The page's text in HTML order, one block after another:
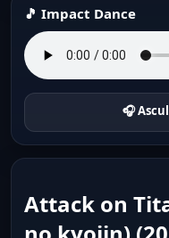
🎵 Impact Dance
🎧
Attack on